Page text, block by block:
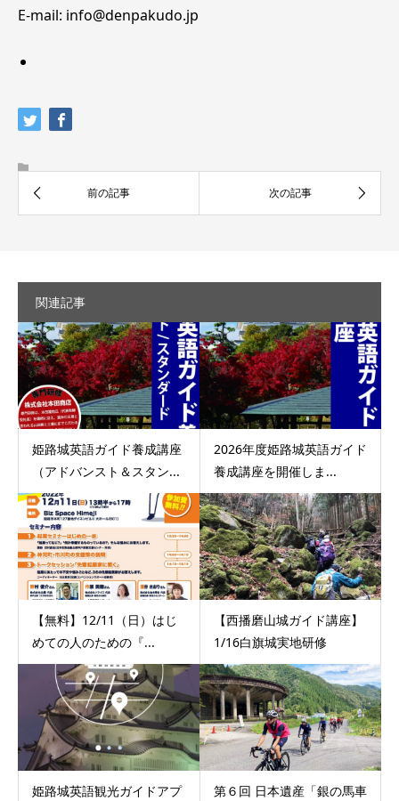
E-mail: info@denpakudo.jp
関連記事
姫路城英語ガイド養成講座
（アドバンスト＆スタン...
2026年度姫路城英語ガイド
養成講座を開催しま...
【無料】12/11（日）はじ
めての人のための『...
【西播磨山城ガイド講座】
1/16白旗城実地研修
姫路城英語観光ガイドアプ
第６回 日本遺産「銀の馬車